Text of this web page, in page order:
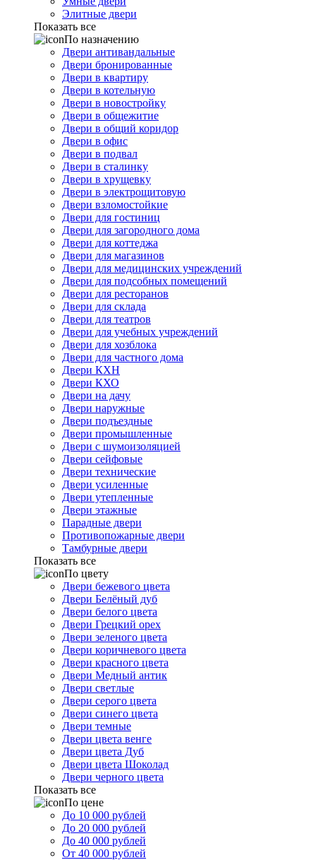
Элитные двери
Показать все
По назначению
Двери антивандальные
Двери бронированные
Двери в квартиру
Двери в котельную
Двери в новостройку
Двери в общежитие
Двери в общий коридор
Двери в офис
Двери в подвал
Двери в сталинку
Двери в хрущевку
Двери в электрощитовую
Двери взломостойкие
Двери для гостиниц
Двери для загородного дома
Двери для коттеджа
Двери для магазинов
Двери для медицинских учреждений
Двери для подсобных помещений
Двери для ресторанов
Двери для склада
Двери для театров
Двери для учебных учреждений
Двери для хозблока
Двери для частного дома
Двери КХН
Двери КХО
Двери на дачу
Двери наружные
Двери подъездные
Двери промышленные
Двери с шумоизоляцией
Двери сейфовые
Двери технические
Двери усиленные
Двери утепленные
Двери этажные
Парадные двери
Противопожарные двери
Тамбурные двери
Показать все
По цвету
Двери бежевого цвета
Двери Белёный дуб
Двери белого цвета
Двери Грецкий орех
Двери зеленого цвета
Двери коричневого цвета
Двери красного цвета
Двери Медный антик
Двери светлые
Двери серого цвета
Двери синего цвета
Двери темные
Двери цвета венге
Двери цвета Дуб
Двери цвета Шоколад
Двери черного цвета
Показать все
По цене
До 10 000 рублей
До 20 000 рублей
До 40 000 рублей
От 40 000 рублей